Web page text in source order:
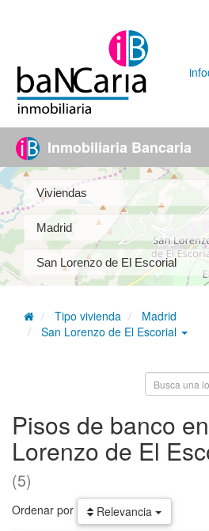
Inmobiliaria Bancaria
Tipo vivienda
Madrid
San Lorenzo de El Escorial
Pisos de banco
Lorenzo de El
(5)
Ordenar por Relevancia